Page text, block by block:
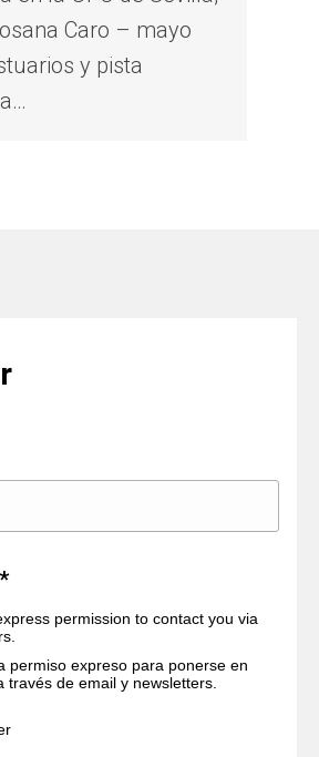
Caro – mayo
y pista
permission to contact you via
permiso expreso para ponerse en
través de email y newsletters.